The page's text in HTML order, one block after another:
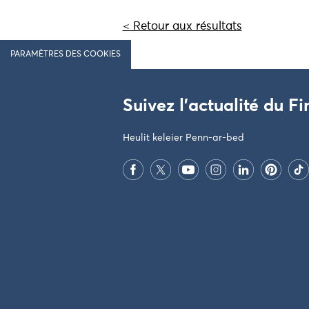
< Retour aux résultats
PARAMÈTRES DES COOKIES
Suivez l'actualité du
Heulit keleier Penn-ar-bed